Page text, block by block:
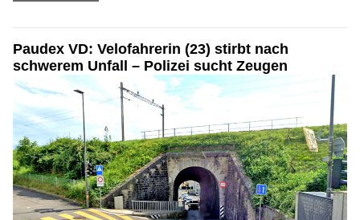
Paudex VD: Velofahrerin (23) stirbt nach
schwerem Unfall – Polizei sucht Zeugen